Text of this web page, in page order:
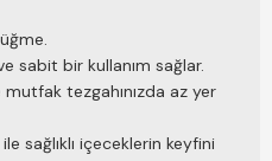
sabit bir kullanım sağlar.
tezgahınızda az yer
sağlıklı içeceklerin keyfini